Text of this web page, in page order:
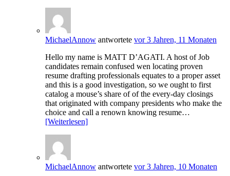
MichaelAnnow antwortete vor 3 Jahren, 11 Monaten
Hello my name is MATT D’AGATI. A host of Job
candidates remain confused wen locating proven
resume drafting professionals equates to a proper asset
and this is a good investigation, so we ought to first
catalog a mouse’s share of of the every-day closings
that originated with company presidents who make the
choice and call a renown knowing resume…
[Weiterlesen]
MichaelAnnow antwortete vor 3 Jahren, 10 Monaten